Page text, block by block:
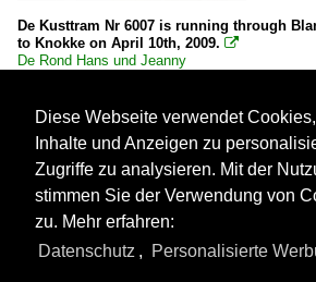
De Kusttram Nr 6007 is running through
to Knokke on April 10th, 2009. 
De Rond Hans und Jeanny
Diese Webseite verwendet
Inhalte und Anzeigen zu
Zugriffe zu analysieren. Mit der
stimmen Sie der Verwendung von
zu. Mehr erfahren:
Datenschutz , Personalisierte